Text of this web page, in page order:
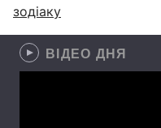
зодіаку
ВІДЕО ДНЯ